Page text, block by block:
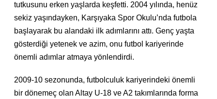
tutkusunu erken yaşlarda keşfetti. 2004 yılında, henüz
sekiz yaşındayken, Karşıyaka Spor Okulu’nda futbola
başlayarak bu alandaki ilk adımlarını attı. Genç yaşta
gösterdiği yetenek ve azim, onu futbol kariyerinde
önemli adımlar atmaya yönlendirdi.
2009-10 sezonunda, futbolculuk kariyerindeki önemli
bir dönemeç olan Altay U-18 ve A2 takımlarında forma